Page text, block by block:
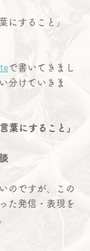
にすること」
で書いてきまし
分けていきま
葉にすること」
のですが、この
た発信・表現を